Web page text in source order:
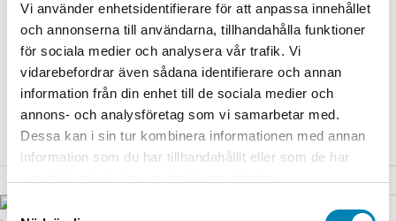
Vi använder enhetsidentifierare för att anpassa innehållet
och annonserna till användarna, tillhandahålla funktioner
för sociala medier och analysera vår trafik. Vi
vidarebefordrar även sådana identifierare och annan
information från din enhet till de sociala medier och
annons- och analysföretag som vi samarbetar med.
Dessa kan i sin tur kombinera informationen med annan
information som du har tillhandahållit eller som de har
Samtyckesval
Biot Drop - Patinerad Provence
Drop Biot patinerad
Provence med gul krage
Från:1.495,00 kr ink. moms
Välj alternativ
produkten
har
flera
varianter.
De
alternativen
kan
väljas
på
Handgjorda franska krukor
Fransk Traditionell
Patinerad Anduze kruka
Antik
Från:1.095,00kr ink. moms
Välj alternativ
produkten
har
varianter.
De
kan
väljas
på